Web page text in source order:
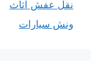
نقل عفش اثاث
ونش سيارات